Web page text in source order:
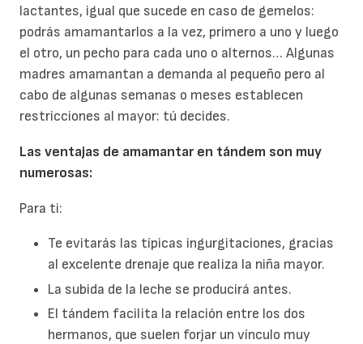
lactantes, igual que sucede en caso de gemelos:
podrás amamantarlos a la vez, primero a uno y luego
el otro, un pecho para cada uno o alternos… Algunas
madres amamantan a demanda al pequeño pero al
cabo de algunas semanas o meses establecen
restricciones al mayor: tú decides.
Las ventajas de amamantar en tándem son muy
numerosas:
Para ti:
Te evitarás las típicas ingurgitaciones, gracias
al excelente drenaje que realiza la niña mayor.
La subida de la leche se producirá antes.
El tándem facilita la relación entre los dos
hermanos, que suelen forjar un vínculo muy